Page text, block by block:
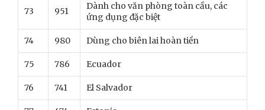
73 951
Dành cho văn phòng toàn cầu, các
ứng dụng đặc biệt
74 980 Dùng cho biên lai hoàn tiền
75 786 Ecuador
76 741 El Salvador